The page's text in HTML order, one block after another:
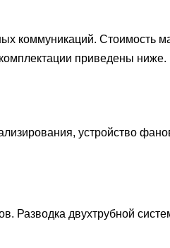
коммуникаций. Стоимость
приведены ниже.
устройство
Разводка двухтрубной